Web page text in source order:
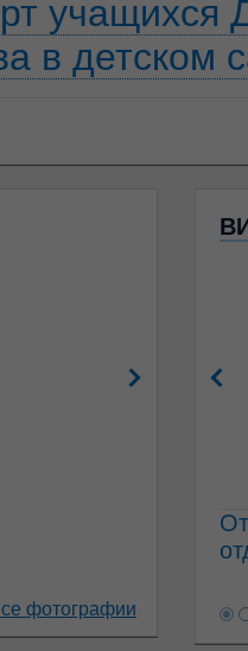
в детском
фотографии